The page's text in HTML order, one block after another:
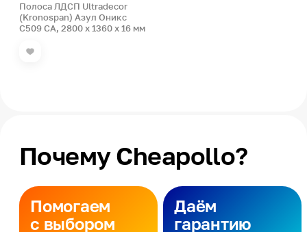
Полоса ЛДСП Ultradecor
(Kronospan) Азул Оникс
С509 CA, 2800 x 1360 x 16 мм
Почему Cheapollo?
Помогаем
с выбором
Даём
гарантию